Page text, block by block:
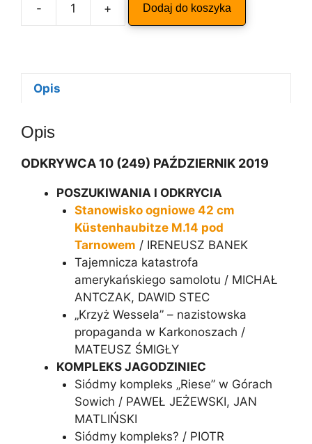
-
ilość
ODKRYWCA
+ Dodaj do koszyka
i
v
Opis
Opis
ODKRYWCA 10 (249) PAŹDZIERNIK 2019
POSZUKIWANIA I ODKRYCIA
Stanowisko ogniowe 42 cm
Küstenhaubitze M.14 pod
Tarnowem / IRENEUSZ BANEK
Tajemnicza katastrofa
amerykańskiego samolotu / MICHAŁ
ANTCZAK, DAWID STEC
„Krzyż Wessela” – nazistowska
propaganda w Karkonoszach /
MATEUSZ ŚMIGŁY
KOMPLEKS JAGODZINIEC
Siódmy kompleks „Riese” w Górach
Sowich / PAWEŁ JEŻEWSKI, JAN
MATLIŃSKI
Siódmy kompleks? / PIOTR